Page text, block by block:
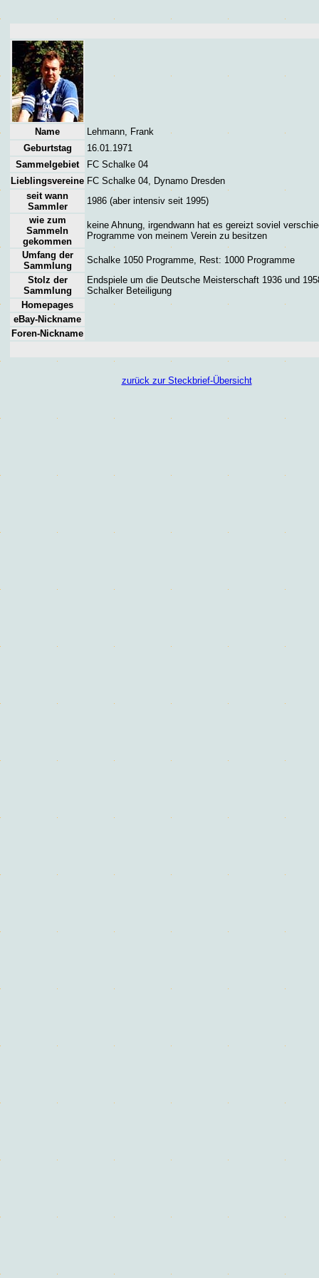
Name
Lehmann, Frank
Geburtstag
16.01.1971
Sammelgebiet
FC Schalke 04
Lieblingsvereine FC Schalke 04, Dynamo Dresden
seit wann
Sammler
1986 (aber intensiv seit 1995)
wie zum
Sammeln
gekommen
keine Ahnung, irgendwann hat es gereizt soviel
Programme von meinem Verein zu besitzen
Umfang der
Sammlung
Schalke 1050 Programme, Rest: 1000 Programme
Stolz der
Sammlung
Endspiele um die Deutsche Meisterschaft 1936 und
Schalker Beteiligung
Homepages
eBay-Nickname
Foren-Nickname
zurück zur Steckbrief-Übersicht